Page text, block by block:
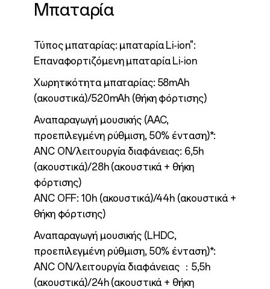
Μπαταρία
Τύπος μπαταρίας: μπαταρία Li-ion":
Επαναφορτιζόμενη μπαταρία Li-ion
Χωρητικότητα μπαταρίας: 58mAh
(ακουστικά)/520mAh (θήκη φόρτισης)
Αναπαραγωγή μουσικής (AAC,
προεπιλεγμένη ρύθμιση, 50% ένταση)*:
ANC ON/λειτουργία διαφάνειας: 6,5h
(ακουστικά)/28h (ακουστικά + θήκη
φόρτισης)
ANC OFF: 10h (ακουστικά)/44h (ακουστικά +
θήκη φόρτισης)
Αναπαραγωγή μουσικής (LHDC,
προεπιλεγμένη ρύθμιση, 50% ένταση)*:
ANC ON/λειτουργία διαφάνειας ：5,5h
(ακουστικά)/24h (ακουστικά + θήκη